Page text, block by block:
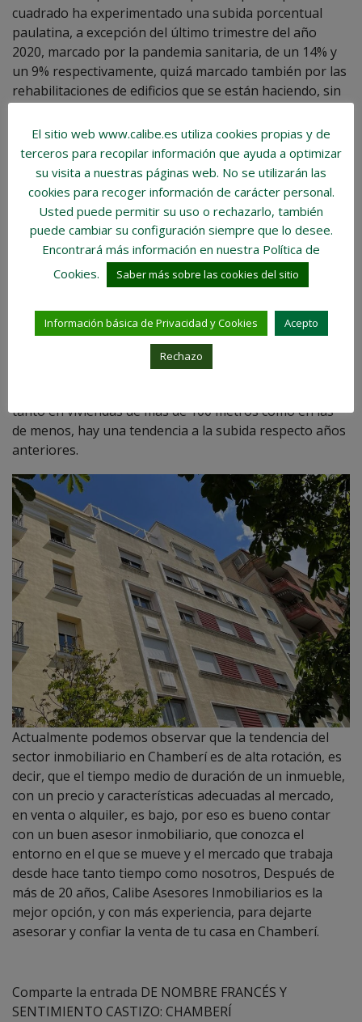
cuadrado ha experimentado una subida porcentual
paulatina, a excepción del último trimestre del año
2020, marcado por la pandemia sanitaria, de un 14% y
un 9% respectivamente, quizá marcado también por las
rehabilitaciones de edificios que se están haciendo, sin
exclusivas y apertura de locales de ocio y restauración.
Aun así, las viviendas en venta de menos de 100 metros
son las que han notado un descenso de casi un 3%
respecto al año pasado, pero, pese a la subida del
Euribor, en el último mes han reflejado un pequeño
repunte en el precio. Curiosamente, en el caso de las
viviendas de mayor superficie, el comportamiento ha
sido el inverso y los porcentajes de subida y bajada,
respectivamente.
El alquiler si está experimentando una subida y, aunque
no estamos en los niveles de 2010, cuando el precio
tanto en viviendas de más de 100 metros como en las
de menos, hay una tendencia a la subida respecto años
anteriores.
Actualmente podemos observar que la tendencia del
sector inmobiliario en Chamberí es de alta rotación, es
decir, que el tiempo medio de duración de un inmueble,
con un precio y características adecuadas al mercado,
en venta o alquiler, es bajo, por eso es bueno contar
con un buen asesor inmobiliario, que conozca el
entorno en el que se mueve y el mercado que trabaja
desde hace tanto tiempo como nosotros, Después de
más de 20 años, Calibe Asesores Inmobiliarios es la
mejor opción, y con más experiencia, para dejarte
asesorar y confiar la venta de tu casa en Chamberí.
Comparte la entrada DE NOMBRE FRANCÉS Y
SENTIMIENTO CASTIZO: CHAMBERÍ
El sitio web www.calibe.es utiliza cookies propias y de
terceros para recopilar información que ayuda a optimizar
su visita a nuestras páginas web. No se utilizarán las
cookies para recoger información de carácter personal.
Usted puede permitir su uso o rechazarlo, también
puede cambiar su configuración siempre que lo desee.
Encontrará más información en nuestra Política de
Cookies.
Saber más sobre las cookies del sitio
Información básica de Privacidad y Cookies Acepto
Rechazo